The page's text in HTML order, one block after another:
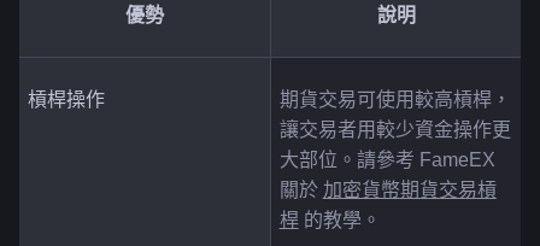
優勢 說明
槓桿操作
期貨交易可使用較高槓桿，
讓交易者用較少資金操作更
大部位。請參考 FameEX
關於 加密貨幣期貨交易槓
桿 的教學。